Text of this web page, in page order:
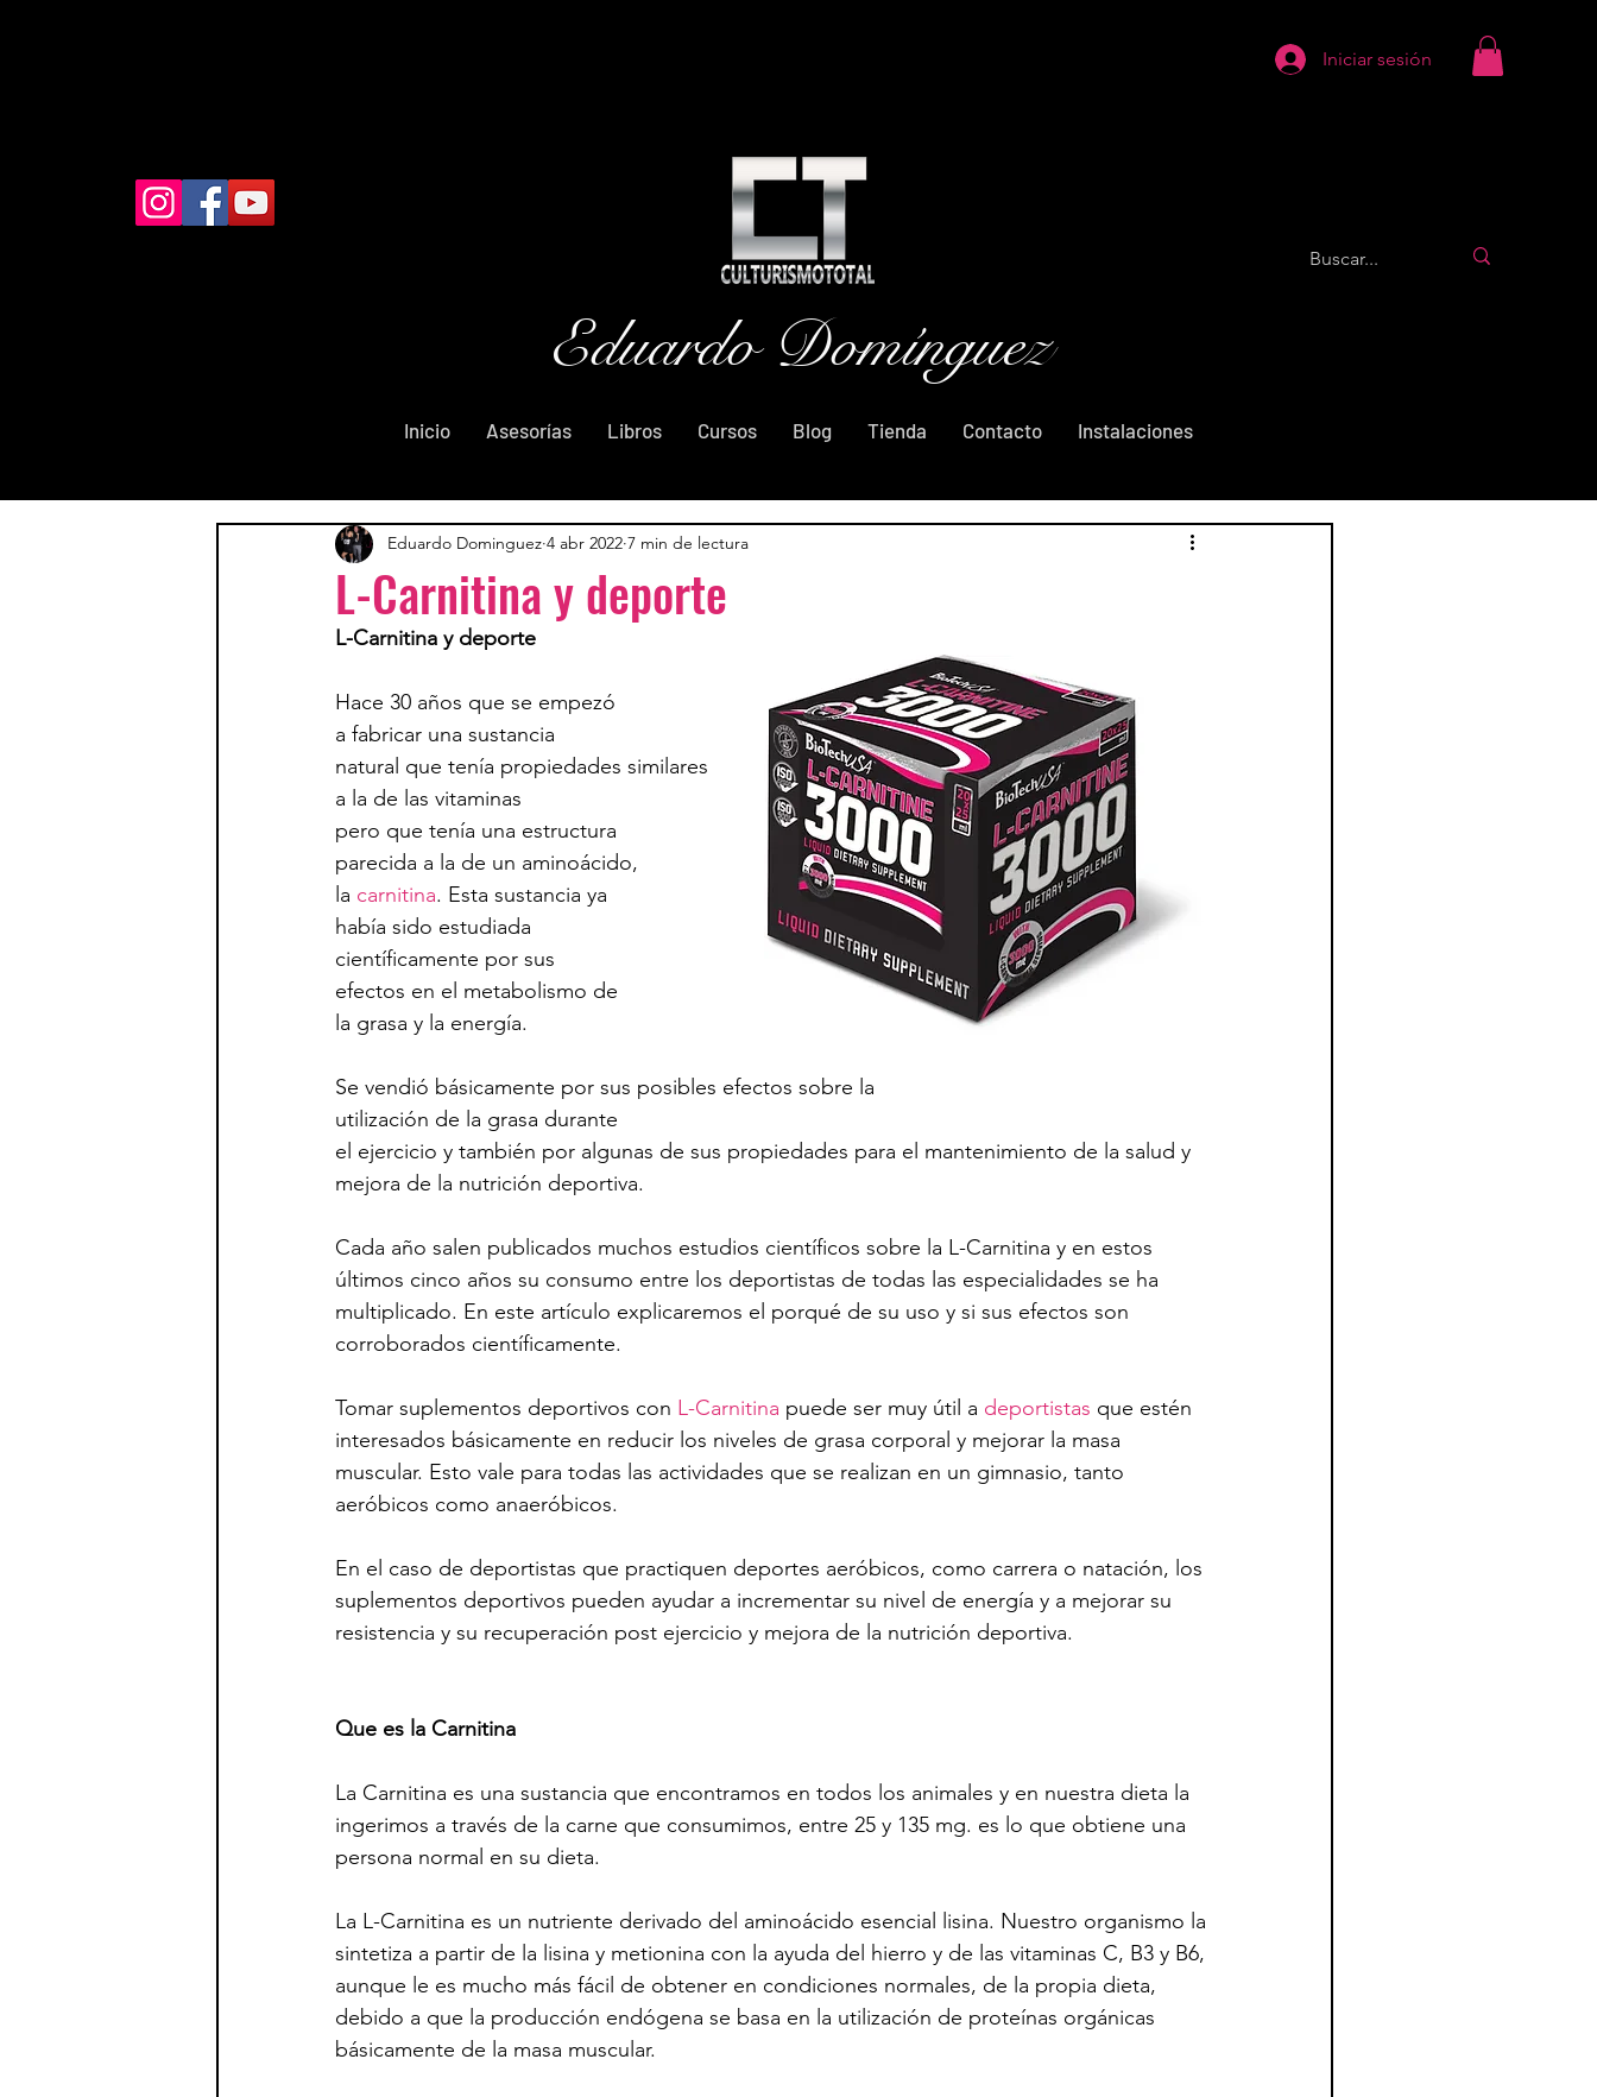
Iniciar sesión
Eduardo Domínguez
Inicio Asesorías Libros Cursos Blog Tienda Contacto Instalaciones
L-Carnitina y deporte
Eduardo Dominguez 4 abr 2022 7 min de lectura
L-Carnitina y deporte
Hace 30 años que se empezó
a fabricar una sustancia
natural que tenía propiedades similares
a la de las vitaminas
pero que tenía una estructura
parecida a la de un aminoácido,
la carnitina. Esta sustancia ya
había sido estudiada
científicamente por sus
efectos en el metabolismo de
la grasa y la energía.
Se vendió básicamente por sus posibles efectos sobre la
utilización de la grasa durante
el ejercicio y también por algunas de sus propiedades para el mantenimiento de la salud y
mejora de la nutrición deportiva.
Cada año salen publicados muchos estudios científicos sobre la L-Carnitina y en estos
últimos cinco años su consumo entre los deportistas de todas las especialidades se ha
multiplicado. En este artículo explicaremos el porqué de su uso y si sus efectos son
corroborados científicamente.
Tomar suplementos deportivos con L-Carnitina puede ser muy útil a deportistas que estén
interesados básicamente en reducir los niveles de grasa corporal y mejorar la masa
muscular. Esto vale para todas las actividades que se realizan en un gimnasio, tanto
aeróbicos como anaeróbicos.
En el caso de deportistas que practiquen deportes aeróbicos, como carrera o natación, los
suplementos deportivos pueden ayudar a incrementar su nivel de energía y a mejorar su
resistencia y su recuperación post ejercicio y mejora de la nutrición deportiva.
Que es la Carnitina
La Carnitina es una sustancia que encontramos en todos los animales y en nuestra dieta la
ingerimos a través de la carne que consumimos, entre 25 y 135 mg. es lo que obtiene una
persona normal en su dieta.
La L-Carnitina es un nutriente derivado del aminoácido esencial lisina. Nuestro organismo la
sintetiza a partir de la lisina y metionina con la ayuda del hierro y de las vitaminas C, B3 y B6,
aunque le es mucho más fácil de obtener en condiciones normales, de la propia dieta,
debido a que la producción endógena se basa en la utilización de proteínas orgánicas
básicamente de la masa muscular.